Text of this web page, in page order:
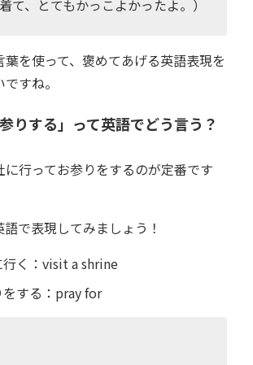
て、とてもかっこよかったよ。）
を使って、褒めてあげる英語表現を
すね。
りする」って英語でどう言う？
に行ってお参りをするのが定番です
で表現してみましょう！
く：visit a shrine
をする：pray for